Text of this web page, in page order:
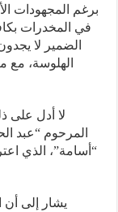
برغم المجهودات
في المخدرات
الضمير لا
الهلوسة، مع
لا أدل على
المرحوم “عبد
“أسامة”، الذي
يشار إلى أن